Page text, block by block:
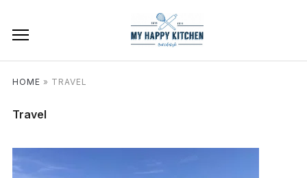
HOME » TRAVEL
Travel